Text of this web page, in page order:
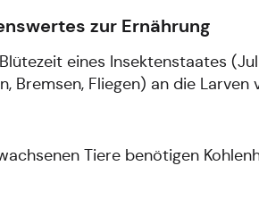
zur Ernährung
eines Insektenstaates
Bremsen, Fliegen) an die
Tiere benötigen